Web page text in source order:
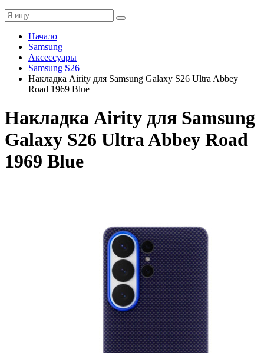
Начало
Samsung
Аксессуары
Samsung S26
Накладка Airity для Samsung Galaxy S26 Ultra Abbey
Road 1969 Blue
Накладка Airity для Samsung
Galaxy S26 Ultra Abbey Road
1969 Blue